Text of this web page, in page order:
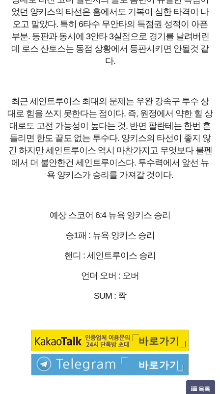
었던 양키스의 타선은 홈에서도 기복이 심한 타격이 나
오고 말았다. 특히 6타수 무안타의 득점권 성적이 아픈
부분. 등판과 동시에 3안타 3실점으로 경기를 날려버린
데 로스 산토스는 동점 상황에서 등판시키면 안될것 같
다.
최근 세인트루이스 최대의 문제는 우완 강속구 투수 상
대로 힘을 쓰지 못한다는 점이다. 즉, 원정에서 약한 힐 상
대로도 고전 가능성이 높다는 것. 반면 팔란테는 한번 흔
들리면 한도 끝도 없는 투수다. 양키스의 타선이 좋지 않
긴 하지만 세인트루이스 역시 마찬가지고 무엇보다 불펜
에서 더 불안한건 세인트루이스다. 투수력에서 앞선 뉴
욕 양키스가 승리를 가져갈 것이다.
예상 스코어 6:4 뉴욕 양키스 승리
승1패 : 뉴욕 양키스 승리
핸디 : 세인트루이스 승리
언더 오버 : 오버
SUM : 짝
바로가기
바로가기
목록